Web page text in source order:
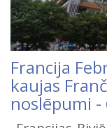
Francija
kaujas
noslēpumi -